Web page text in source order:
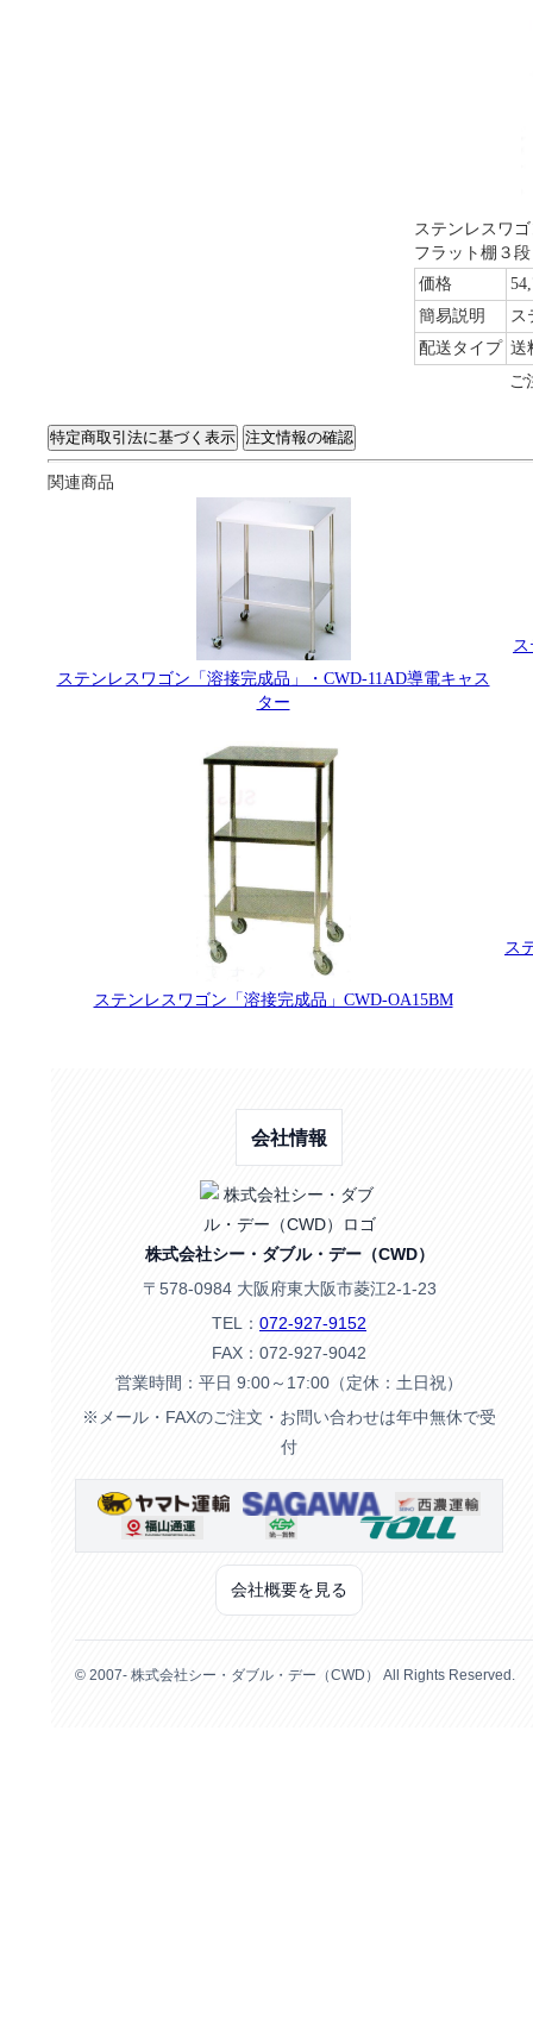
ステンレスワ
フラット棚３段
価格
簡易説明
ス
配送タイプ 送
ご
関連商品
ステンレスワゴン「溶接完成品」・CWD-11AD導電キャス
ター
ステンレスワゴン「溶接完成品」CWD-OA15BM
ス
会社情報
株式会社シー・ダブル・デー（CWD）
〒578-0984 大阪府東大阪市菱江2-1-23
TEL： 072-927-9152
FAX：072-927-9042
営業時間：平日 9:00～17:00（定休：土日祝）
※メール・FAXのご注文・お問い合わせは年中無休で受
付
会社概要を見る
© 2007- 株式会社シー・ダブル・デー（CWD） All Rights Reserved.